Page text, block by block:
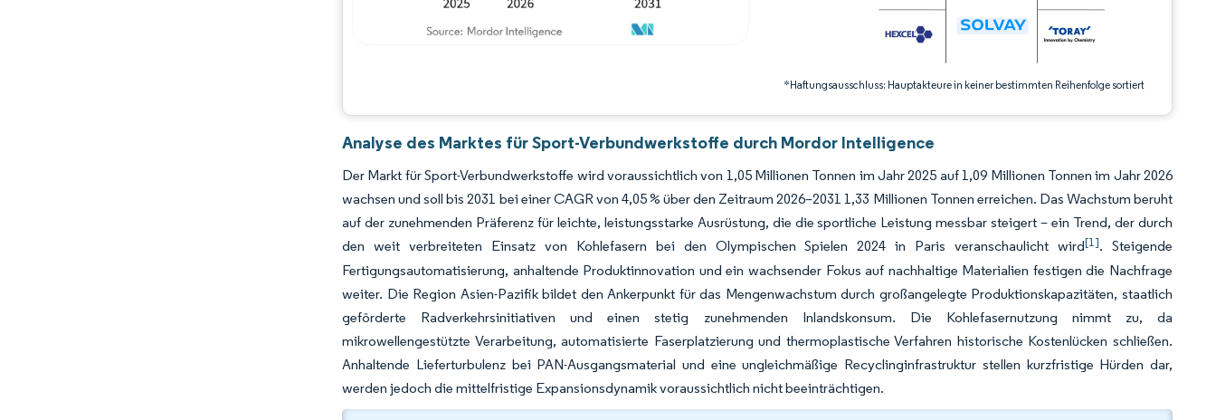
*Haftungsausschluss: Hauptakteure in keiner bestimmten Reihenfolge sortiert
Analyse des Marktes für Sport-Verbundwerkstoffe durch Mordor Intelligence
Der Markt für Sport-Verbundwerkstoffe wird voraussichtlich von 1,05 Millionen Tonnen im Jahr 2025 auf 1,09 Millionen Tonnen im Jahr 2026
wachsen und soll bis 2031 bei einer CAGR von 4,05 % über den Zeitraum 2026–2031 1,33 Millionen Tonnen erreichen. Das Wachstum beruht
auf der zunehmenden Präferenz für leichte, leistungsstarke Ausrüstung, die die sportliche Leistung messbar steigert – ein Trend, der durch
den weit verbreiteten Einsatz von Kohlefasern bei den Olympischen Spielen 2024 in Paris veranschaulicht wird[1]. Steigende
Fertigungsautomatisierung, anhaltende Produktinnovation und ein wachsender Fokus auf nachhaltige Materialien festigen die Nachfrage
weiter. Die Region Asien-Pazifik bildet den Ankerpunkt für das Mengenwachstum durch großangelegte Produktionskapazitäten, staatlich
geförderte Radverkehrsinitiativen und einen stetig zunehmenden Inlandskonsum. Die Kohlefasernutzung nimmt zu, da
mikrowellengestützte Verarbeitung, automatisierte Faserplatzierung und thermoplastische Verfahren historische Kostenlücken schließen.
Anhaltende Lieferturbulenz bei PAN-Ausgangsmaterial und eine ungleichmäßige Recyclinginfrastruktur stellen kurzfristige Hürden dar,
werden jedoch die mittelfristige Expansionsdynamik voraussichtlich nicht beeinträchtigen.